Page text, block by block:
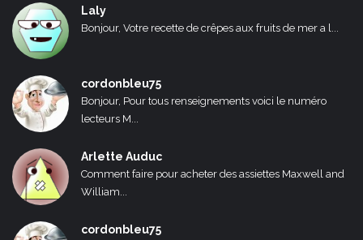
Laly
Bonjour, Votre recette de crêpes aux fruits de mer a l...
cordonbleu75
Bonjour, Pour tous renseignements voici le numéro
lecteurs M...
Arlette Auduc
Comment faire pour acheter des assiettes Maxwell and
William...
cordonbleu75